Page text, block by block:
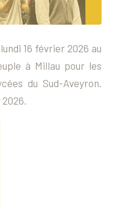
16 février 2026 au
à Millau pour les
du Sud-Aveyron.